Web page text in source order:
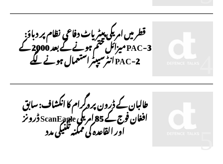
قطر میں امریکی پیٹریاٹ دفاعی نظام پر دباؤ:
PAC-3 میزائل ختم ہونے کے بعد 2000 کے
PAC-2 انٹرسیپٹر استعمال ہونے لگے
طالبان کے ڈرون پروگرام کا انکشاف: سابق
افغان فوج کے 85 امریکی ScanEagle ڈرونز
اور القاعدہ کی ممکنہ تکنیکی مدد